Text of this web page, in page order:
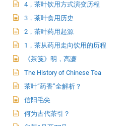
4，茶叶饮用方式演变历程
3，茶叶食用历史
2，茶叶药用起源
1，茶从药用走向饮用的历程
《茶笺》明，高濂
The History of Chinese Tea
茶叶“药香”全解析？
信阳毛尖
何为古代茶引？